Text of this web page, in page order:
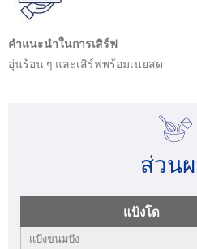
คำแนะนำในการเสิร์ฟ
อุ่นร้อน ๆ และเสิร์ฟพร้อมเนยสด
ส่วน
แป้งโด
แป้งขนมปัง